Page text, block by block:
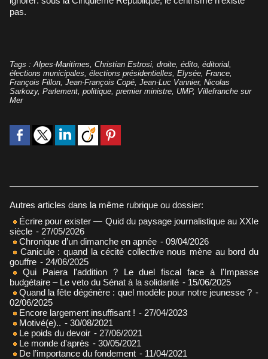
pas.
Tags : Alpes-Maritimes Christian Estrosi droite édito éditorial
élections municipales élections présidentielles Elysée France
François Fillon Jean-François Copé Jean-Luc Vannier, Nicolas
Sarkozy, Parlement politique premier ministre UMP, Villefranche sur
Mer
Autres articles dans la même rubrique ou dossier:
Écrire pour exister — Quid du paysage journalistique au XXIe
siècle - 27/05/2026
Chronique d’un dimanche en apnée - 09/04/2026
Canicule : quand la cécité collective nous mène au bord du
gouffre - 24/06/2025
Qui Paiera l'addition ? Le duel fiscal face à l'Impasse
budgétaire – Le veto du Sénat à la solidarité - 15/06/2025
Quand la fête dégénère : quel modèle pour notre jeunesse ? -
02/06/2025
Encore largement insuffisant ! - 27/04/2023
Motivé(e).. - 30/08/2021
Le poids du devoir - 27/06/2021
Le monde d'après - 30/05/2021
De l’importance du fondement - 11/04/2021